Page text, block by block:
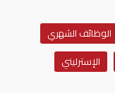
الوظائف الشهري
الإسترليني